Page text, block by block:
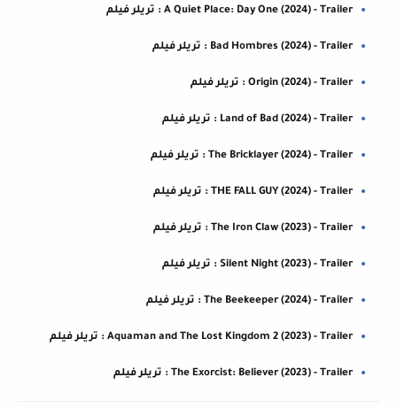
A Quiet Place: Day One (2024) - Trailer : تريلر فيلم
Bad Hombres (2024) - Trailer : تريلر فيلم
Origin (2024) - Trailer : تريلر فيلم
Land of Bad (2024) - Trailer : تريلر فيلم
The Bricklayer (2024) - Trailer : تريلر فيلم
THE FALL GUY (2024) - Trailer : تريلر فيلم
The Iron Claw (2023) - Trailer : تريلر فيلم
Silent Night (2023) - Trailer : تريلر فيلم
The Beekeeper (2024) - Trailer : تريلر فيلم
Aquaman and The Lost Kingdom 2 (2023) - Trailer : تريلر فيلم
The Exorcist: Believer (2023) - Trailer : تريلر فيلم